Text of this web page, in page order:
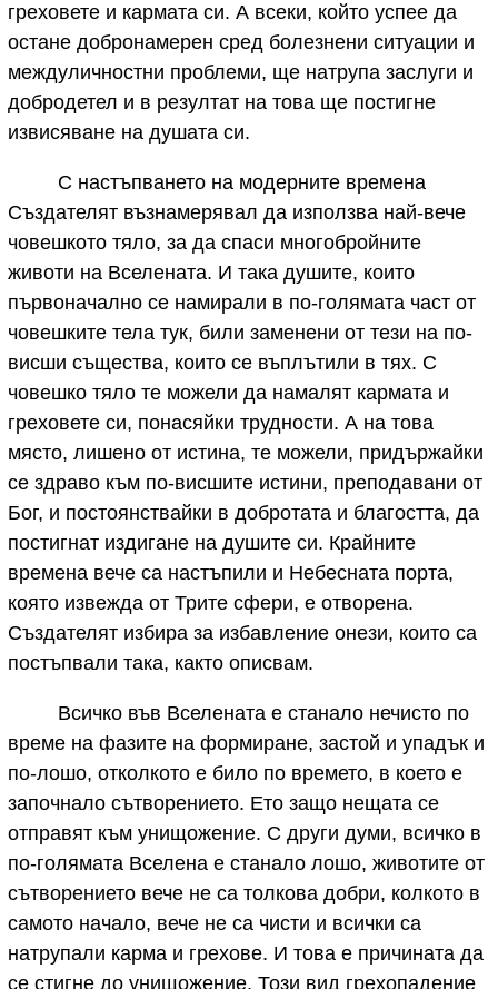
греховете и кармата си. А всеки, който успее да
остане добронамерен сред болезнени ситуации и
междуличностни проблеми, ще натрупа заслуги и
добродетел и в резултат на това ще постигне
извисяване на душата си.
С настъпването на модерните времена
Създателят възнамерявал да използва най-вече
човешкото тяло, за да спаси многобройните
животи на Вселената. И така душите, които
първоначално се намирали в по-голямата част от
човешките тела тук, били заменени от тези на по-
висши същества, които се въплътили в тях. С
човешко тяло те можели да намалят кармата и
греховете си, понасяйки трудности. А на това
място, лишено от истина, те можели, придържайки
се здраво към по-висшите истини, преподавани от
Бог, и постоянствайки в добротата и благостта, да
постигнат издигане на душите си. Крайните
времена вече са настъпили и Небесната порта,
която извежда от Трите сфери, е отворена.
Създателят избира за избавление онези, които са
постъпвали така, както описвам.
Всичко във Вселената е станало нечисто по
време на фазите на формиране, застой и упадък и
по-лошо, отколкото е било по времето, в което е
започнало сътворението. Ето защо нещата се
отправят към унищожение. С други думи, всичко в
по-голямата Вселена е станало лошо, животите от
сътворението вече не са толкова добри, колкото в
самото начало, вече не са чисти и всички са
натрупали карма и грехове. И това е причината да
се стигне до унищожение. Този вид грехопадение